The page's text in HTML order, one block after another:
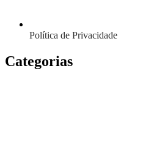
Política de Privacidade
Categorias